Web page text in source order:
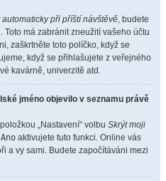
při příští návštěvě, budete
má zabránit zneužití vašeho účtu
zaškrtněte toto políčko, když se
když se přihlašujete z veřejného
kavárně, univerzitě atd.
jméno objevilo v seznamu právě
„Nastavení“ volbu Skrýt moji
Ano aktivujete tuto funkci. Online vás
a vy sami. Budete započítáváni mezi